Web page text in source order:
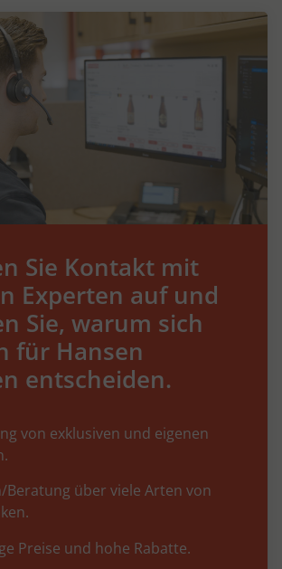
Sie Kontakt mit
Experten auf und
Sie, warum sich
für Hansen
entscheiden.
von exklusiven und eigenen
Beratung über viele Arten von
Preise und hohe Rabatte.